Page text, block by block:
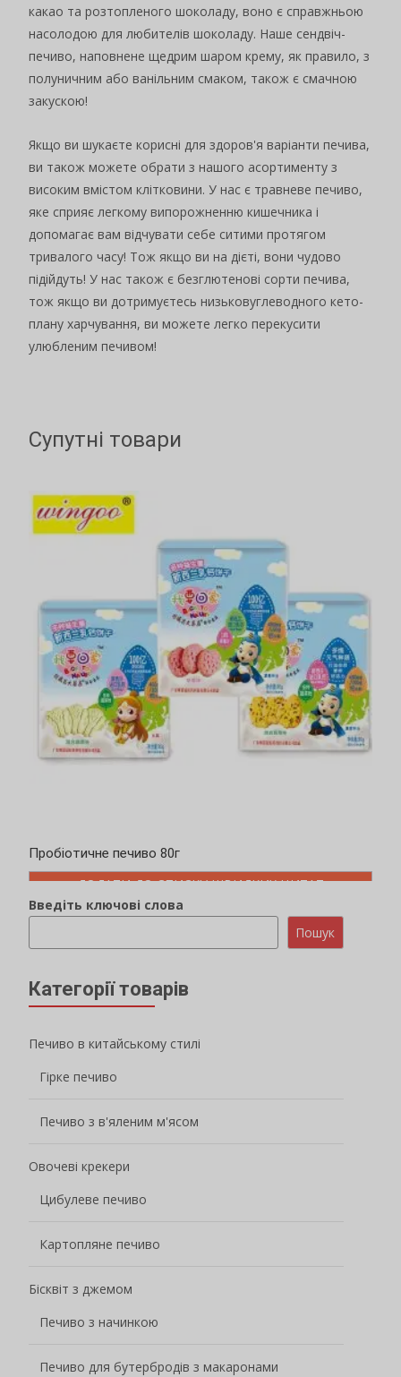
какао та розтопленого шоколаду, воно є справжньою
насолодою для любителів шоколаду. Наше сендвіч-
печиво, наповнене щедрим шаром крему, як правило, з
полуничним або ванільним смаком, також є смачною
закускою!
Якщо ви шукаєте корисні для здоров'я варіанти печива,
ви також можете обрати з нашого асортименту з
високим вмістом клітковини. У нас є травневе печиво,
яке сприяє легкому випорожненню кишечника і
допомагає вам відчувати себе ситими протягом
тривалого часу! Тож якщо ви на дієті, вони чудово
підійдуть! У нас також є безглютенові сорти печива,
тож якщо ви дотримуєтесь низьковуглеводного кето-
плану харчування, ви можете легко перекусити
улюбленим печивом!
Супутні товари
Пробіотичне печиво 80г
ДОДАТИ ДО СПИСКУ ШВИДКИХ ЦИТАТ
Введіть ключові слова
Пошук
Категорії товарів
Печиво в китайському стилі
Гірке печиво
Печиво з в'яленим м'ясом
Овочеві крекери
Цибулеве печиво
Картопляне печиво
Бісквіт з джемом
Печиво з начинкою
Печиво для бутербродів з макаронами